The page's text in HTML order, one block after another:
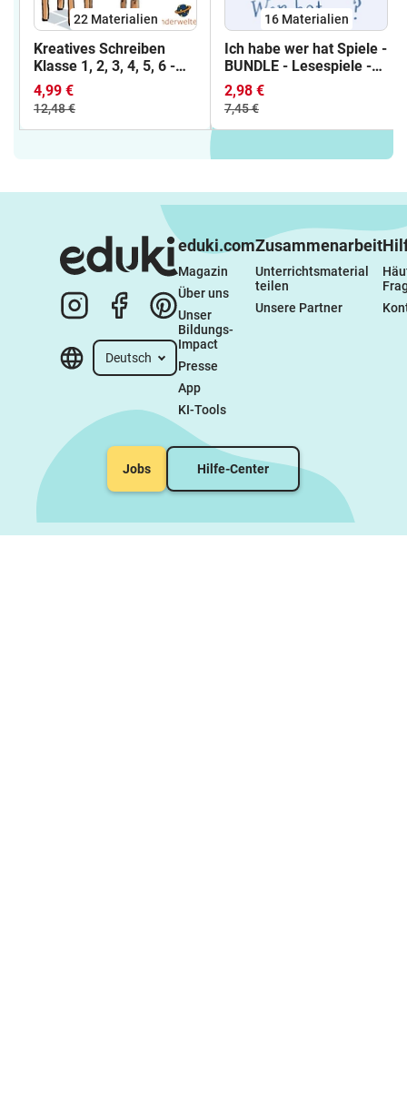
22 Materialien
Kreatives Schreiben
Klasse 1, 2, 3, 4, 5, 6 -
Wachsendes
Materialpaket -
Bildimpulse kreatives
Schreiben -
4,99 €
12,48 €
16 Materialien
Ich habe wer hat Spiele -
BUNDLE - Lesespiele -
16 Bildlesespiele -
Leseverstehen -
Leseverständnis -
Hörverstehen
2,98 €
7,45 €
Deutsch
eduki.com
Magazin
Über uns
Unser
Bildungs-
Impact
Presse
App
KI-Tools
Zusammenarbeit
Unterrichtsmaterial
teilen
Unsere Partner
Jobs Hilfe-Center